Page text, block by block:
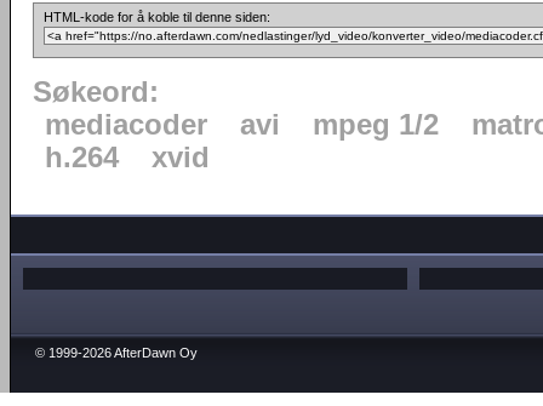
HTML-kode for å koble til denne siden:
Søkeord:
mediacoder
avi mpeg 1/2
h.264
xvid
© 1999-2026 AfterDawn Oy